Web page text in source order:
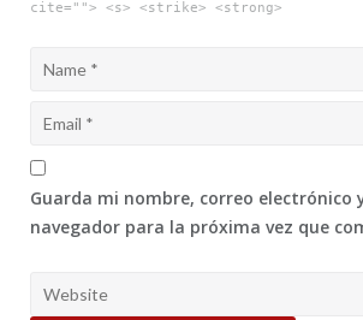
cite=""> <s> <strike> <strong>
Guarda mi nombre, correo electrónico
navegador para la próxima vez que